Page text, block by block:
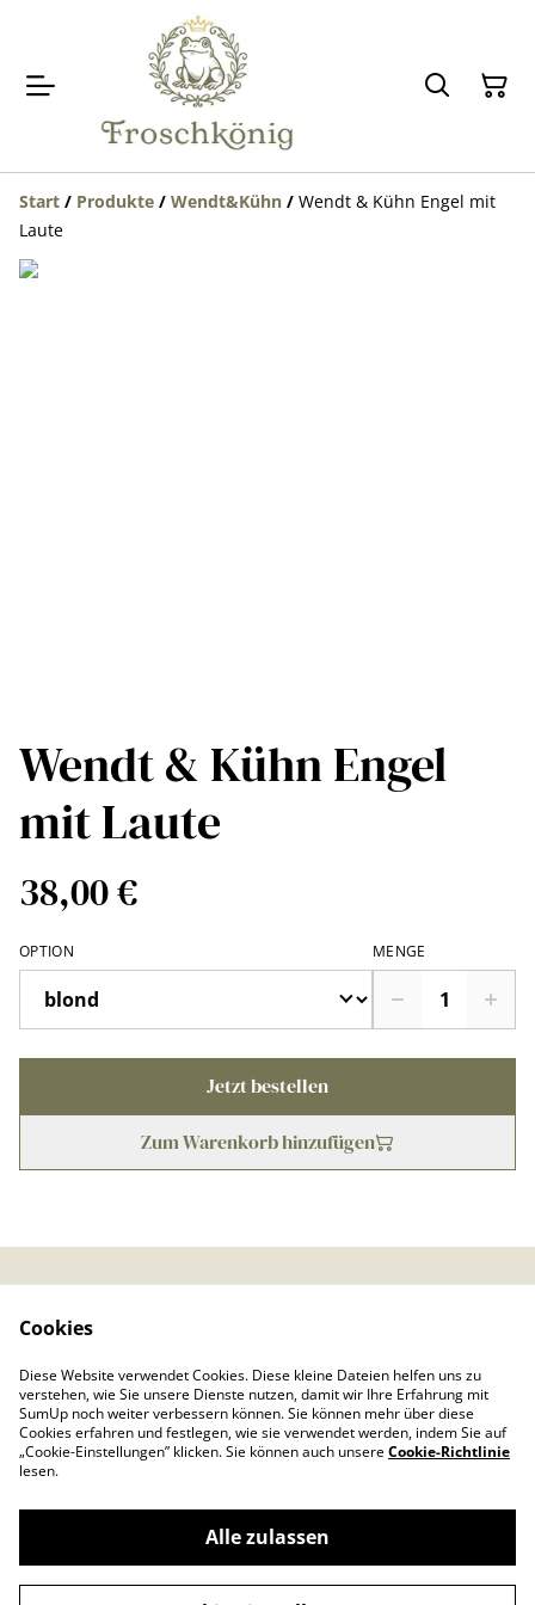
Start / Produkte / Wendt&Kühn / Wendt & Kühn Engel mit
Laute
Wendt & Kühn Engel
mit Laute
38,00 €
OPTION MENGE
Jetzt bestellen
Zum Warenkorb hinzufügen
ngen von SumUp
Impressum
©2026Froschkönig
Cookies
Diese Website verwendet Cookies. Diese kleine Dateien helfen uns zu
verstehen, wie Sie unsere Dienste nutzen, damit wir Ihre Erfahrung mit
SumUp noch weiter verbessern können. Sie können mehr über diese
Cookies erfahren und festlegen, wie sie verwendet werden, indem Sie auf
„Cookie-Einstellungen” klicken. Sie können auch unsereCookie-Richtlinie
lesen.
Alle zulassen